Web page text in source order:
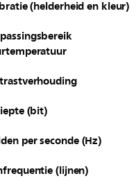
(helderheid en kleur)
(bit)
per seconde (Hz)
(lijnen)